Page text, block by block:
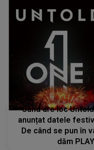
Când are loc
anunțat datele
De când se pun în
dăm